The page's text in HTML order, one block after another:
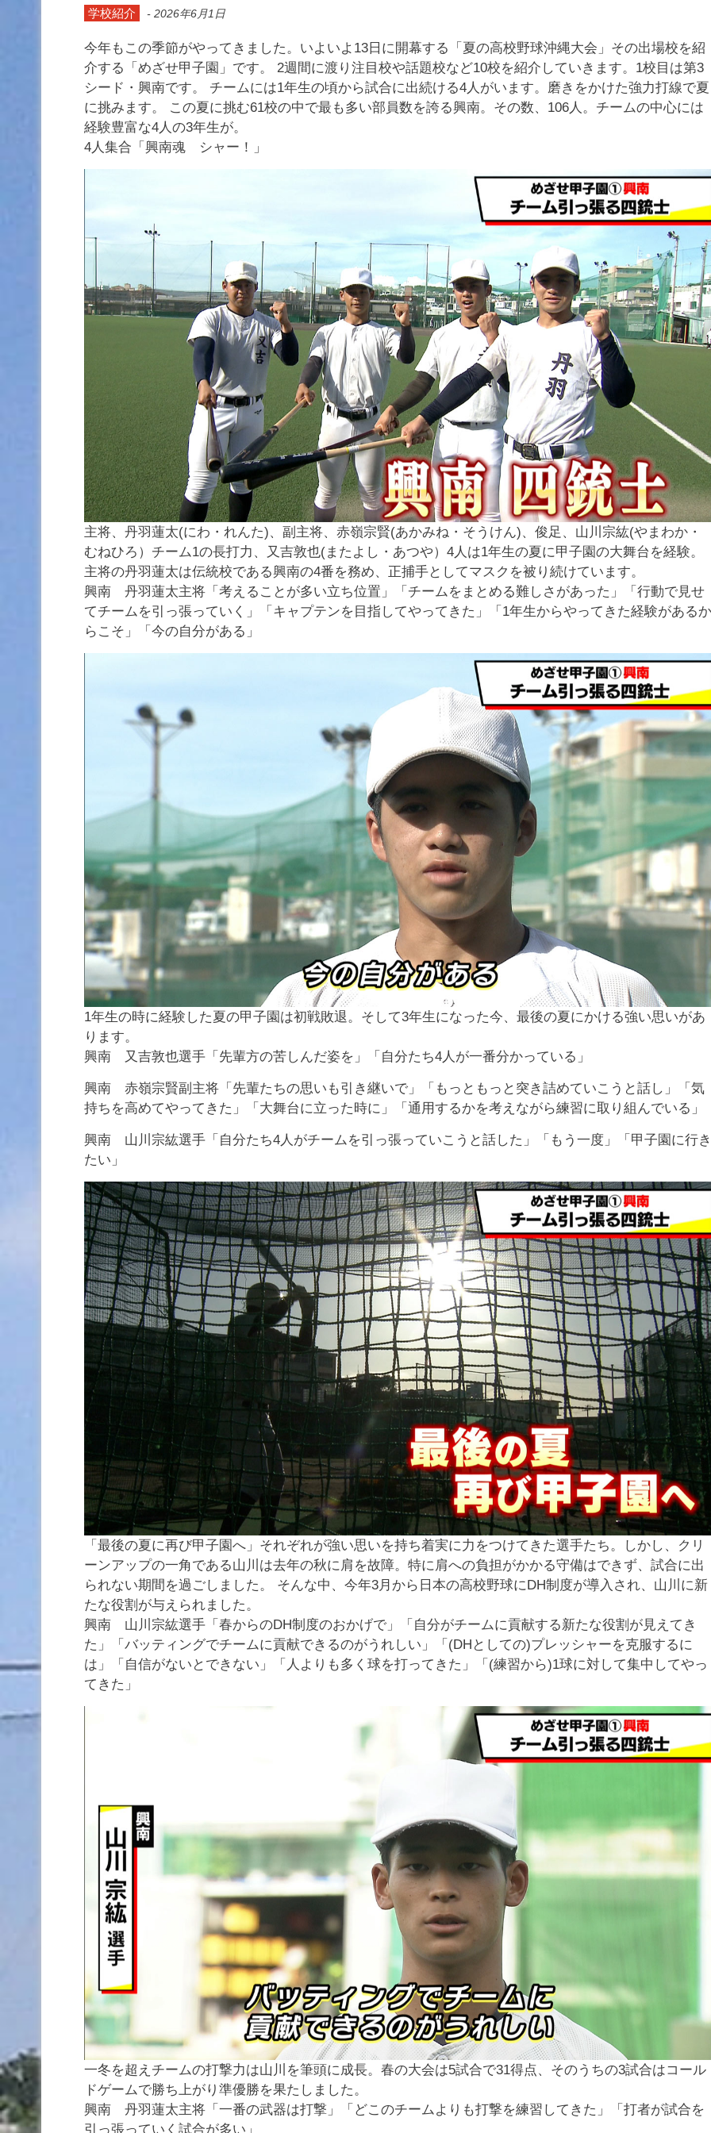
学校紹介 - 2026年6月1日
今年もこの季節がやってきました。いよいよ13日に開幕する「夏の高校野球沖縄大会」その出場校を紹
介する「めざせ甲子園」です。 2週間に渡り注目校や話題校など10校を紹介していきます。1校目は第3
シード・興南です。 チームには1年生の頃から試合に出続ける4人がいます。磨きをかけた強力打線で夏
に挑みます。 この夏に挑む61校の中で最も多い部員数を誇る興南。その数、106人。チームの中心には
経験豊富な4人の3年生が。
4人集合「興南魂 シャー！」
主将、丹羽蓮太(にわ・れんた)、副主将、赤嶺宗賢(あかみね・そうけん)、俊足、山川宗紘(やまわか・
むねひろ）チーム1の長打力、又吉敦也(またよし・あつや）4人は1年生の夏に甲子園の大舞台を経験。
主将の丹羽蓮太は伝統校である興南の4番を務め、正捕手としてマスクを被り続けています。
興南 丹羽蓮太主将「考えることが多い立ち位置」「チームをまとめる難しさがあった」「行動で見せ
てチームを引っ張っていく」「キャプテンを目指してやってきた」「1年生からやってきた経験があるか
らこそ」「今の自分がある」
1年生の時に経験した夏の甲子園は初戦敗退。そして3年生になった今、最後の夏にかける強い思いがあ
ります。
興南 又吉敦也選手「先輩方の苦しんだ姿を」「自分たち4人が一番分かっている」
興南 赤嶺宗賢副主将「先輩たちの思いも引き継いで」「もっともっと突き詰めていこうと話し」「気
持ちを高めてやってきた」「大舞台に立った時に」「通用するかを考えながら練習に取り組んでいる」
興南 山川宗紘選手「自分たち4人がチームを引っ張っていこうと話した」「もう一度」「甲子園に行き
たい」
「最後の夏に再び甲子園へ」それぞれが強い思いを持ち着実に力をつけてきた選手たち。しかし、クリ
ーンアップの一角である山川は去年の秋に肩を故障。特に肩への負担がかかる守備はできず、試合に出
られない期間を過ごしました。 そんな中、今年3月から日本の高校野球にDH制度が導入され、山川に新
たな役割が与えられました。
興南 山川宗紘選手「春からのDH制度のおかげで」「自分がチームに貢献する新たな役割が見えてき
た」「バッティングでチームに貢献できるのがうれしい」「(DHとしての)プレッシャーを克服するに
は」「自信がないとできない」「人よりも多く球を打ってきた」「(練習から)1球に対して集中してやっ
てきた」
一冬を超えチームの打撃力は山川を筆頭に成長。春の大会は5試合で31得点、そのうちの3試合はコール
ドゲームで勝ち上がり準優勝を果たしました。
興南 丹羽蓮太主将「一番の武器は打撃」「どこのチームよりも打撃を練習してきた」「打者が試合を
引っ張っていく試合が多い」